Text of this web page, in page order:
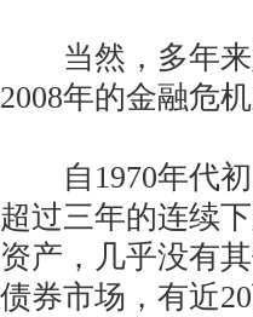
当然，多年来
2008年的金融危
自1970年代初
超过三年的连续
资产，几乎没有
债券市场，有近